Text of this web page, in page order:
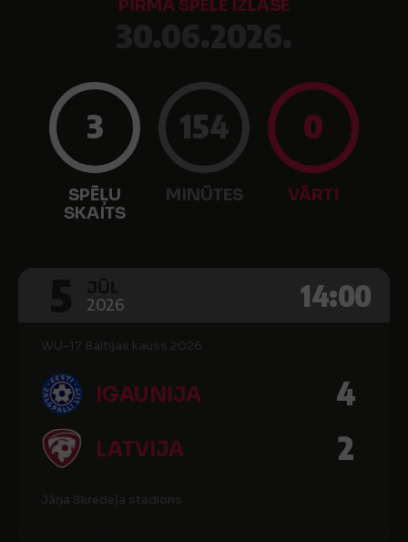
PIRMĀ SPĒLE IZLASĒ
3
SPĒĻU
SKAITS
154
MINŪTES
0
VĀRTI
2026 14:00
WU-17 Baltijas kauss 2026
IGAUNIJA 4
LATVIJA 2
Jāņa Skredeļa stadions